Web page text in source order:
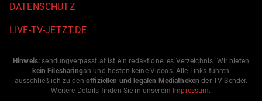
DATENSCHUTZ
LIVE-TV-JETZT.DE
Hinweis: sendungverpasst.at ist ein redaktionelles Verzeichnis. Wir bieten
kein Filesharingan und hosten keine Videos. Alle Links führen
ausschließlich zu den offiziellen und legalen Mediatheken der TV-Sender.
Weitere Details finden Sie in unserem Impressum.